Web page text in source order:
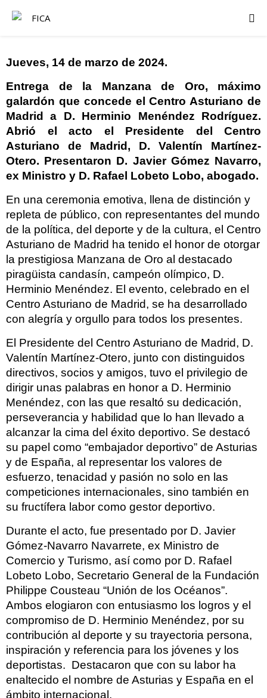
Jueves, 14 de marzo de 2024.
Entrega de la Manzana de Oro, máximo
galardón que concede el Centro Asturiano de
Madrid a D. Herminio Menéndez Rodríguez.
Abrió el acto el Presidente del Centro
Asturiano de Madrid, D. Valentín Martínez-
Otero. Presentaron D. Javier Gómez Navarro,
ex Ministro y D. Rafael Lobeto Lobo, abogado.
En una ceremonia emotiva, llena de distinción y
repleta de público, con representantes del mundo
de la política, del deporte y de la cultura, el Centro
Asturiano de Madrid ha tenido el honor de otorgar
la prestigiosa Manzana de Oro al destacado
piragüista candasín, campeón olímpico, D.
Herminio Menéndez. El evento, celebrado en el
Centro Asturiano de Madrid, se ha desarrollado
con alegría y orgullo para todos los presentes.
El Presidente del Centro Asturiano de Madrid, D.
Valentín Martínez-Otero, junto con distinguidos
directivos, socios y amigos, tuvo el privilegio de
dirigir unas palabras en honor a D. Herminio
Menéndez, con las que resaltó su dedicación,
perseverancia y habilidad que lo han llevado a
alcanzar la cima del éxito deportivo. Se destacó
su papel como “embajador deportivo” de Asturias
y de España, al representar los valores de
esfuerzo, tenacidad y pasión no solo en las
competiciones internacionales, sino también en
su fructífera labor como gestor deportivo.
Durante el acto, fue presentado por D. Javier
Gómez-Navarro Navarrete, ex Ministro de
Comercio y Turismo, así como por D. Rafael
Lobeto Lobo, Secretario General de la Fundación
Philippe Cousteau “Unión de los Océanos”.
Ambos elogiaron con entusiasmo los logros y el
compromiso de D. Herminio Menéndez, por su
contribución al deporte y su trayectoria persona,
inspiración y referencia para los jóvenes y los
deportistas. Destacaron que con su labor ha
enaltecido el nombre de Asturias y España en el
ámbito internacional.